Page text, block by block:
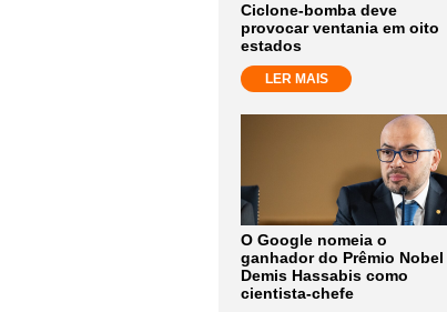
Ciclone-bomba deve
provocar ventania em oito
estados
LER MAIS
O Google nomeia o
ganhador do Prêmio Nobel
Demis Hassabis como
cientista-chefe